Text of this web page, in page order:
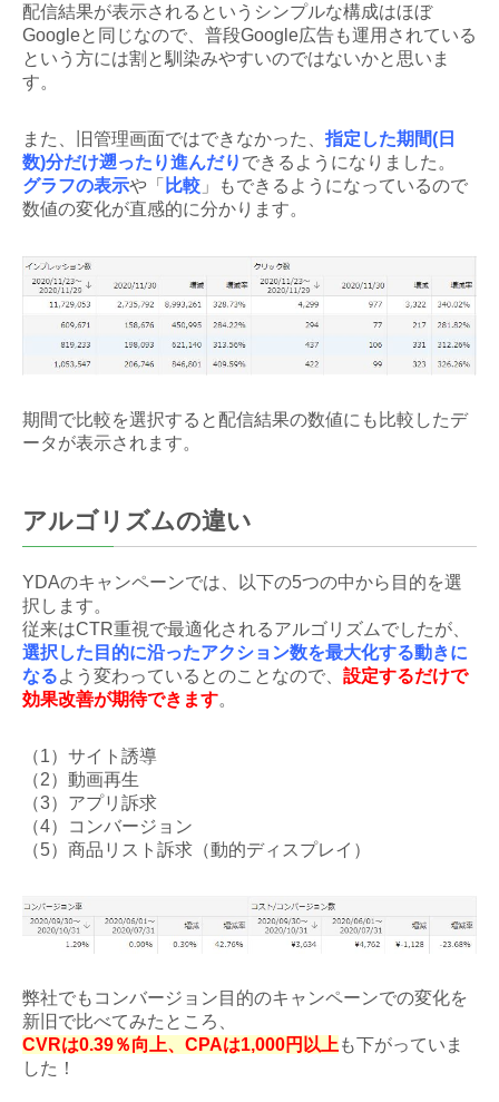
配信結果が表示されるというシンプルな構成はほぼ
Googleと同じなので、普段Google広告も運用されている
という方には割と馴染みやすいのではないかと思いま
す。
また、旧管理画面ではできなかった、 指定した期間(日
数)分だけ遡ったり進んだり できるようになりました。
グラフの表示や「 比較 」もできるようになっているので
数値の変化が直感的に分かります。
期間で比較を選択すると配信結果の数値にも比較したデ
ータが表示されます。
アルゴリズムの違い
YDAのキャンペーンでは、以下の5つの中から目的を選
択します。
従来はCTR重視で最適化されるアルゴリズムでしたが、
選択した目的に沿ったアクション数を最大化する動きに
なるよう変わっているとのことなので、 設定するだけで
効果改善が期待できます。
（1）サイト誘導
（2）動画再生
（3）アプリ訴求
（4）コンバージョン
（5）商品リスト訴求（動的ディスプレイ）
弊社でもコンバージョン目的のキャンペーンでの変化を
新旧で比べてみたところ、
CVRは0.39％向上、CPAは1,000円以上 も下がっていま
した！